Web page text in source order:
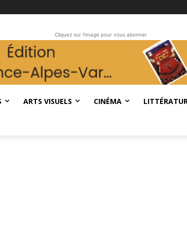
Cliquez sur l'image pour vous abonner
ARTS VISUELS CINÉMA